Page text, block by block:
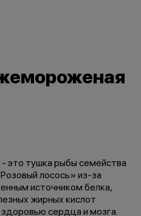
это тушка рыбы семейства
лосось» из-за
источником белка,
жирных кислот
сердца и мозга.